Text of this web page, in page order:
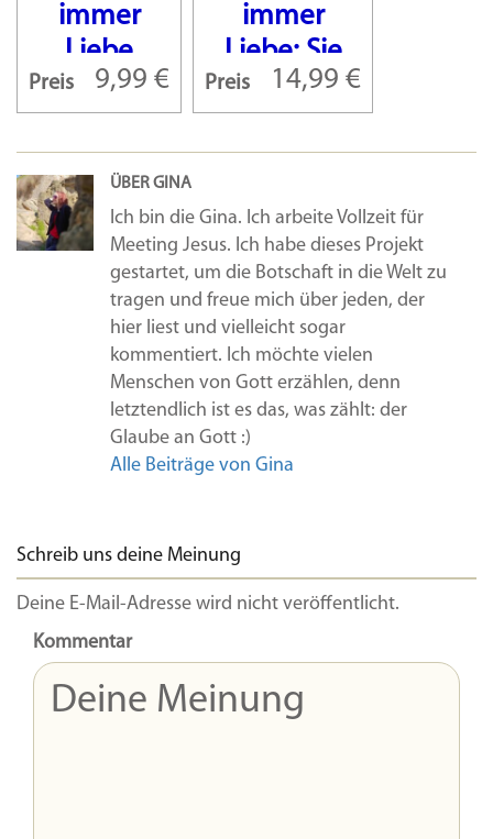
immer
Liebe
Preis 9,99 €
immer
Liebe: Sie
verliert
ihr
Gedächtnis.
neu um
ihr Herz
Preis 14,99 €
ÜBER GINA
Ich bin die Gina. Ich arbeite Vollzeit für
Meeting Jesus. Ich habe dieses Projekt
gestartet, um die Botschaft in die Welt zu
tragen und freue mich über jeden, der
hier liest und vielleicht sogar
kommentiert. Ich möchte vielen
Menschen von Gott erzählen, denn
letztendlich ist es das, was zählt: der
Glaube an Gott :)
Alle Beiträge von Gina
Schreib uns deine Meinung
Deine E-Mail-Adresse wird nicht veröffentlicht.
Kommentar